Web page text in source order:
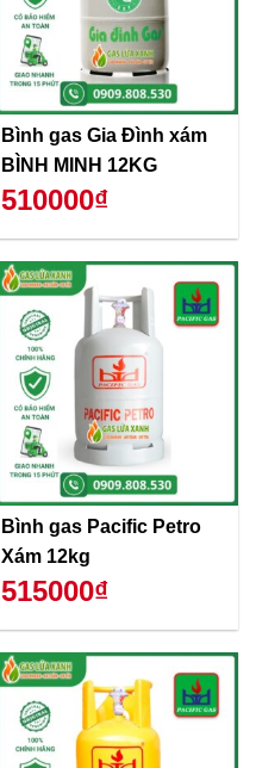
Bình gas Gia Đình xám
BÌNH MINH 12KG
510000₫
Bình gas Pacific Petro
Xám 12kg
515000₫